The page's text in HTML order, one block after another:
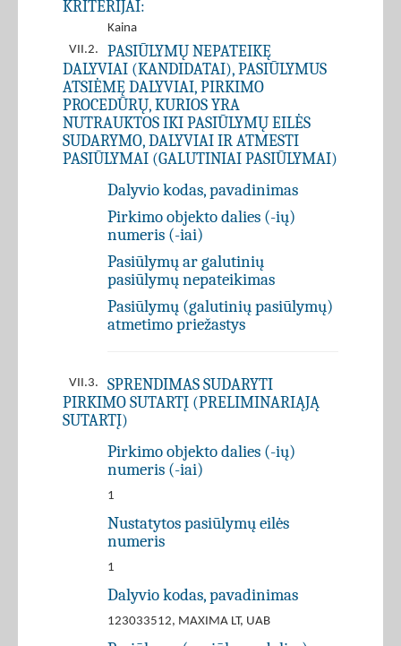
KRITERIJAI:
Kaina
VII.2.
PASIŪLYMŲ NEPATEIKĘ
DALYVIAI (KANDIDATAI), PASIŪLYMUS
ATSIĖMĘ DALYVIAI, PIRKIMO
PROCEDŪRŲ, KURIOS YRA
NUTRAUKTOS IKI PASIŪLYMŲ EILĖS
SUDARYMO, DALYVIAI IR ATMESTI
PASIŪLYMAI (GALUTINIAI PASIŪLYMAI)
Dalyvio kodas, pavadinimas
Pirkimo objekto dalies (-ių)
numeris (-iai)
Pasiūlymų ar galutinių
pasiūlymų nepateikimas
Pasiūlymų (galutinių pasiūlymų)
atmetimo priežastys
VII.3.
SPRENDIMAS SUDARYTI
PIRKIMO SUTARTĮ (PRELIMINARIĄJĄ
SUTARTĮ)
Pirkimo objekto dalies (-ių)
numeris (-iai)
1
Nustatytos pasiūlymų eilės
numeris
1
Dalyvio kodas, pavadinimas
123033512, MAXIMA LT, UAB